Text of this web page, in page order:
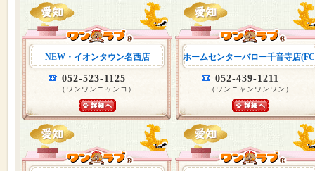
NEW・イオンタウン名西店
052-523-1125
（ワンワンニャンコ）
ホームセンターバロー千音寺店
052-439-1211
（ワンニャンワンワン）